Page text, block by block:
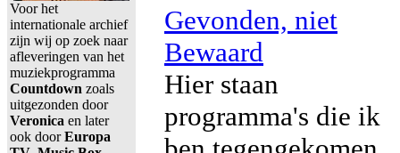
Voor het
internationale archief
zijn wij op zoek naar
afleveringen van het
muziekprogramma
Countdown zoals
uitgezonden door
Veronica en later
ook doorEuropa
Gevonden, niet
Bewaard
Hier staan
programma's die ik